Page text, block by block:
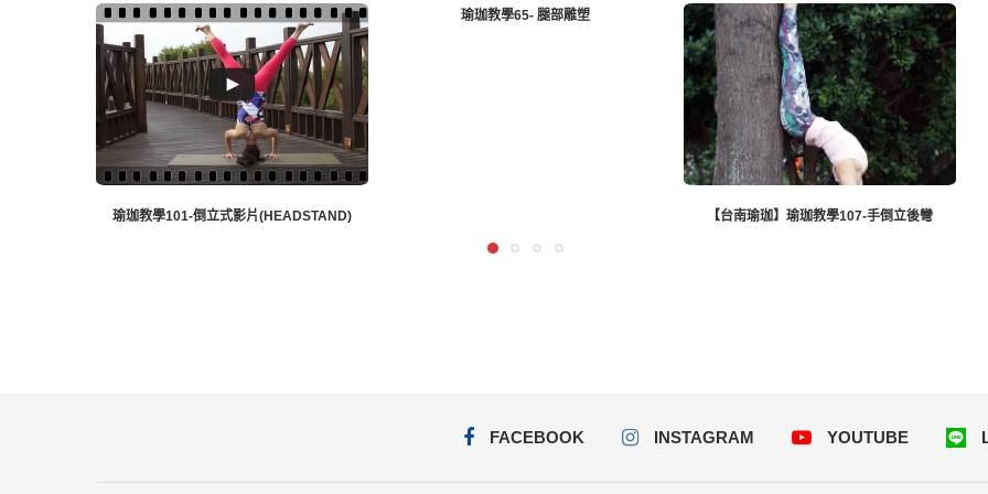
瑜珈教學101-倒立式影片(HEADSTAND)
瑜珈教學65- 腿部雕塑
【台南瑜珈】瑜珈教學107-手倒立後彎
FACEBOOK INSTAGRAM YOUTUBE